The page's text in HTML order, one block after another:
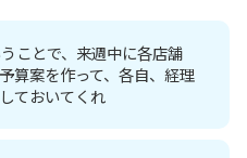
ことで、来週中に各店舗
算案を作って、各自、経理
ておいてくれ